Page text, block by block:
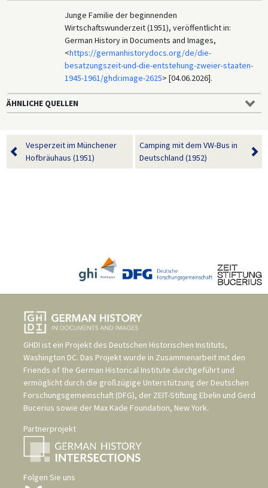
Junge Familie der beginnenden
Wirtschaftswunderzeit (1951), veröffentlicht in:
German History in Documents and Images,
<https://germanhistorydocs.org/de/die-
besatzungszeit-und-die-entstehung-zweier-staaten-
1945-1961/ghdi:image-2625> [04.06.2026].
ÄHNLICHE QUELLEN
Vesperzeit im Münchener
Hofbräuhaus (1951)
Camping mit dem VW-Bus in
Deutschland (1952)
GHDI ist ein Projekt des Deutschen Historischen Instituts,
Washington DC. Das Projekt wurde in Zusammenarbeit mit den
Friends of the German Historical Institute durchgeführt und
ermöglicht durch die großzügige Unterstützung der Deutschen
Forschungsgemeinschaft (DFG), der ZEIT-Stiftung Ebelin und Gerd
Bucerius sowie der Max Kade Foundation, New York.
Partnerprojekt
Folgen Sie uns